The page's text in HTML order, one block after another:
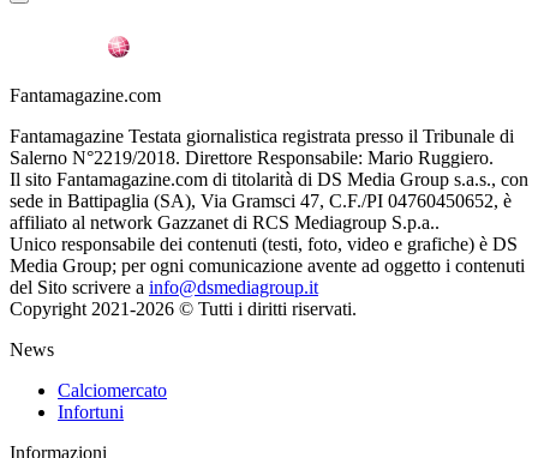
Fantamagazine.com
Fantamagazine Testata giornalistica registrata presso il Tribunale di
Salerno N°2219/2018. Direttore Responsabile: Mario Ruggiero.
Il sito Fantamagazine.com di titolarità di DS Media Group s.a.s., con
sede in Battipaglia (SA), Via Gramsci 47, C.F./PI 04760450652, è
affiliato al network Gazzanet di RCS Mediagroup S.p.a..
Unico responsabile dei contenuti (testi, foto, video e grafiche) è DS
Media Group; per ogni comunicazione avente ad oggetto i contenuti
del Sito scrivere a info@dsmediagroup.it
Copyright 2021-2026 © Tutti i diritti riservati.
News
Calciomercato
Infortuni
Informazioni